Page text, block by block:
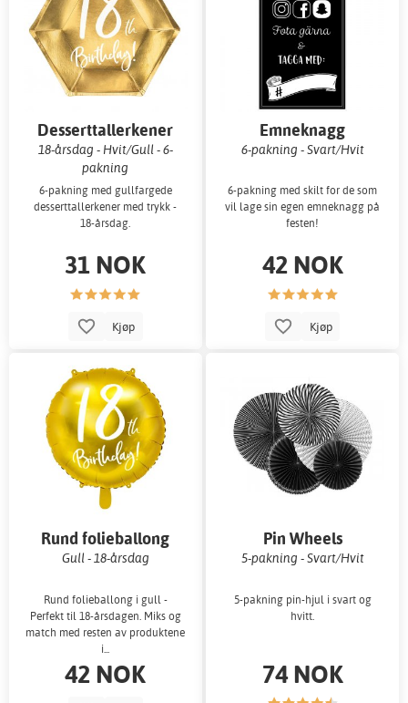
Desserttallerkener
18-årsdag - Hvit/Gull - 6-
pakning
6-pakning med gullfargede
desserttallerkener med trykk -
18-årsdag.
31 NOK
Kjøp
Emneknagg
6-pakning - Svart/Hvit
6-pakning med skilt for de som
vil lage sin egen emneknagg på
festen!
42 NOK
Kjøp
Rund folieballong
Gull - 18-årsdag
Rund folieballong i gull -
Perfekt til 18-årsdagen. Miks og
match med resten av produktene
i...
42 NOK
Pin Wheels
5-pakning - Svart/Hvit
5-pakning pin-hjul i svart og
hvitt.
74 NOK